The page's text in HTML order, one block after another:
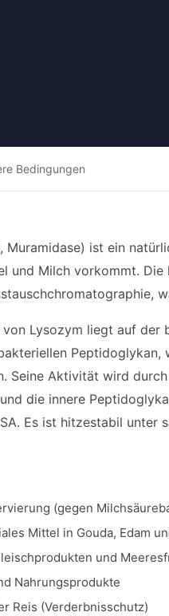
Bedingungen
Muramidase) ist ein
und Milch vorkommt.
Lysozym liegt auf der
Seine Aktivität wird
die innere
Es ist hitzestabil unter
(gegen
Mittel in Gouda, Edam
und
Nahrungsprodukte
Reis (Verderbnisschutz)